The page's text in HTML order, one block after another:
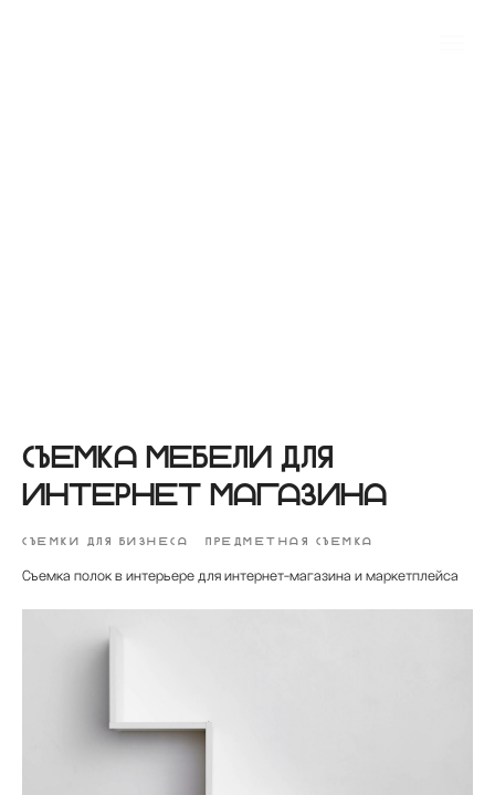
Съемка мебели для
интернет магазина
СЪЕМКИ ДЛЯ БИЗНЕСА ПРЕДМЕТНАЯ СЪЕМКА
Съемка полок в интерьере для интернет-магазина и маркетплейса